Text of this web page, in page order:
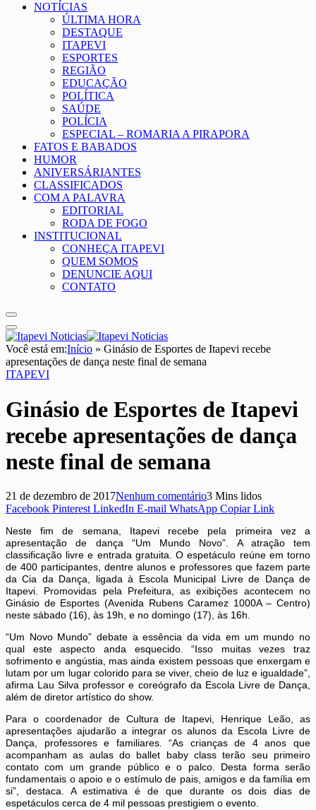
NOTÍCIAS
ÚLTIMA HORA
DESTAQUE
ITAPEVI
ESPORTES
REGIÃO
EDUCAÇÃO
POLÍTICA
SAÚDE
POLÍCIA
ESPECIAL – ROMARIA A PIRAPORA
FATOS E BABADOS
HUMOR
ANIVERSÁRIANTES
CLASSIFICADOS
COM A PALAVRA
EDITORIAL
RODA DE FOGO
INSTITUCIONAL
CONHEÇA ITAPEVI
QUEM SOMOS
DENUNCIE AQUI
CONTATO
Você está em:Início » Ginásio de Esportes de Itapevi recebe
apresentações de dança neste final de semana
ITAPEVI
Ginásio de Esportes de Itapevi
recebe apresentações de dança
neste final de semana
21 de dezembro de 2017Nenhum comentário3 Mins lidos
Facebook Pinterest LinkedIn E-mail WhatsApp Copiar Link
Neste fim de semana, Itapevi recebe pela primeira vez a
apresentação de dança “Um Mundo Novo”. A atração tem
classificação livre e entrada gratuita. O espetáculo reúne em torno
de 400 participantes, dentre alunos e professores que fazem parte
da Cia da Dança, ligada à Escola Municipal Livre de Dança de
Itapevi. Promovidas pela Prefeitura, as exibições acontecem no
Ginásio de Esportes (Avenida Rubens Caramez 1000A – Centro)
neste sábado (16), às 19h, e no domingo (17), às 16h.
“Um Novo Mundo” debate a essência da vida em um mundo no
qual este aspecto anda esquecido. “Isso muitas vezes traz
sofrimento e angústia, mas ainda existem pessoas que enxergam e
lutam por um lugar colorido para se viver, cheio de luz e igualdade”,
afirma Lau Silva professor e coreógrafo da Escola Livre de Dança,
além de diretor artístico do show.
Para o coordenador de Cultura de Itapevi, Henrique Leão, as
apresentações ajudarão a integrar os alunos da Escola Livre de
Dança, professores e familiares. “As crianças de 4 anos que
acompanham as aulas do ballet baby class terão seu primeiro
contato com um grande público e o palco. Desta forma serão
fundamentais o apoio e o estímulo de pais, amigos e da família em
si”, destaca. A estimativa é de que durante os dois dias de
espetáculos cerca de 4 mil pessoas prestigiem o evento.